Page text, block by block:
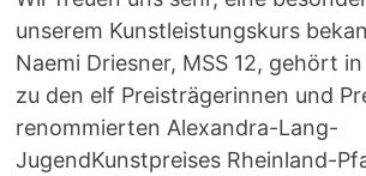
unserem Kunstleistungskurs
Naemi Driesner, MSS 12, gehört
zu den elf Preisträgerinnen und
renommierten Alexandra-Lang-
JugendKunstpreises Rheinland-